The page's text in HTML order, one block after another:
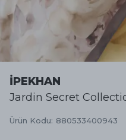
İPEKHAN
Jardin Secret
Ürün Kodu: 880533400943